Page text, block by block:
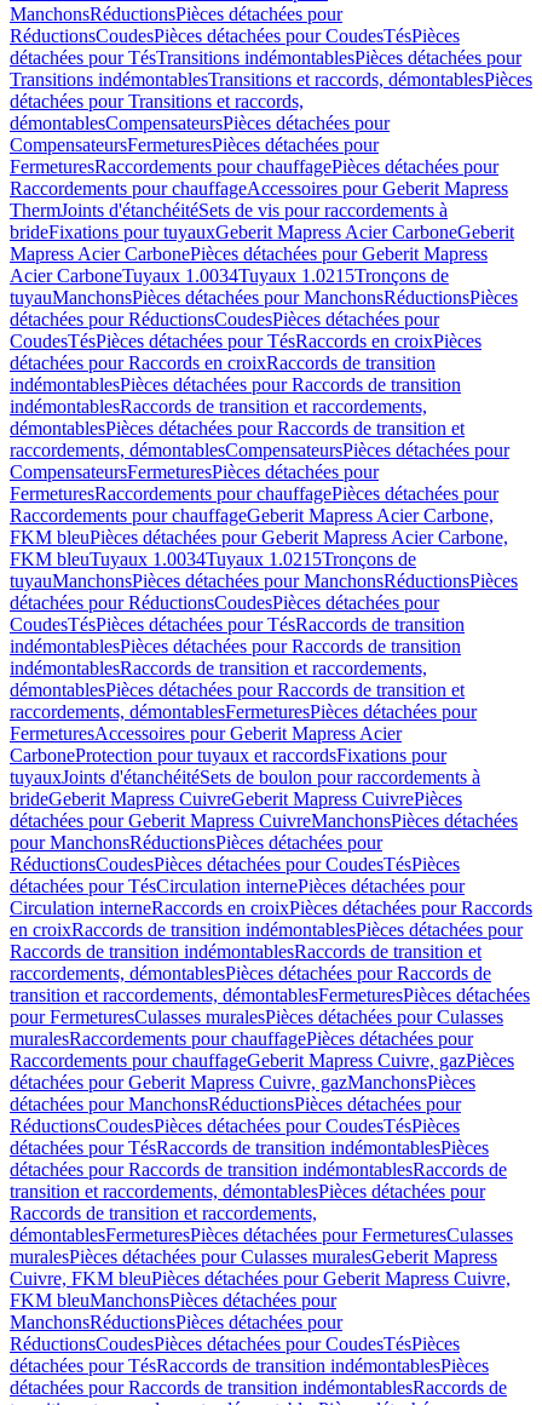
ManchonsRéductionsPièces détachées pour
RéductionsCoudesPièces détachées pour CoudesTésPièces
détachées pour TésTransitions indémontablesPièces détachées pour
Transitions indémontablesTransitions et raccords, démontablesPièces
détachées pour Transitions et raccords,
démontablesCompensateursPièces détachées pour
CompensateursFermeturesPièces détachées pour
FermeturesRaccordements pour chauffagePièces détachées pour
Raccordements pour chauffageAccessoires pour Geberit Mapress
ThermJoints d'étanchéitéSets de vis pour raccordements à
brideFixations pour tuyauxGeberit Mapress Acier CarboneGeberit
Mapress Acier CarbonePièces détachées pour Geberit Mapress
Acier CarboneTuyaux 1.0034Tuyaux 1.0215Tronçons de
tuyauManchonsPièces détachées pour ManchonsRéductionsPièces
détachées pour RéductionsCoudesPièces détachées pour
CoudesTésPièces détachées pour TésRaccords en croixPièces
détachées pour Raccords en croixRaccords de transition
indémontablesPièces détachées pour Raccords de transition
indémontablesRaccords de transition et raccordements,
démontablesPièces détachées pour Raccords de transition et
raccordements, démontablesCompensateursPièces détachées pour
CompensateursFermeturesPièces détachées pour
FermeturesRaccordements pour chauffagePièces détachées pour
Raccordements pour chauffageGeberit Mapress Acier Carbone,
FKM bleuPièces détachées pour Geberit Mapress Acier Carbone,
FKM bleuTuyaux 1.0034Tuyaux 1.0215Tronçons de
tuyauManchonsPièces détachées pour ManchonsRéductionsPièces
détachées pour RéductionsCoudesPièces détachées pour
CoudesTésPièces détachées pour TésRaccords de transition
indémontablesPièces détachées pour Raccords de transition
indémontablesRaccords de transition et raccordements,
démontablesPièces détachées pour Raccords de transition et
raccordements, démontablesFermeturesPièces détachées pour
FermeturesAccessoires pour Geberit Mapress Acier
CarboneProtection pour tuyaux et raccordsFixations pour
tuyauxJoints d'étanchéitéSets de boulon pour raccordements à
brideGeberit Mapress CuivreGeberit Mapress CuivrePièces
détachées pour Geberit Mapress CuivreManchonsPièces détachées
pour ManchonsRéductionsPièces détachées pour
RéductionsCoudesPièces détachées pour CoudesTésPièces
détachées pour TésCirculation internePièces détachées pour
Circulation interneRaccords en croixPièces détachées pour Raccords
en croixRaccords de transition indémontablesPièces détachées pour
Raccords de transition indémontablesRaccords de transition et
raccordements, démontablesPièces détachées pour Raccords de
transition et raccordements, démontablesFermeturesPièces détachées
pour FermeturesCulasses muralesPièces détachées pour Culasses
muralesRaccordements pour chauffagePièces détachées pour
Raccordements pour chauffageGeberit Mapress Cuivre, gazPièces
détachées pour Geberit Mapress Cuivre, gazManchonsPièces
détachées pour ManchonsRéductionsPièces détachées pour
RéductionsCoudesPièces détachées pour CoudesTésPièces
détachées pour TésRaccords de transition indémontablesPièces
détachées pour Raccords de transition indémontablesRaccords de
transition et raccordements, démontablesPièces détachées pour
Raccords de transition et raccordements,
démontablesFermeturesPièces détachées pour FermeturesCulasses
muralesPièces détachées pour Culasses muralesGeberit Mapress
Cuivre, FKM bleuPièces détachées pour Geberit Mapress Cuivre,
FKM bleuManchonsPièces détachées pour
ManchonsRéductionsPièces détachées pour
RéductionsCoudesPièces détachées pour CoudesTésPièces
détachées pour TésRaccords de transition indémontablesPièces
détachées pour Raccords de transition indémontablesRaccords de